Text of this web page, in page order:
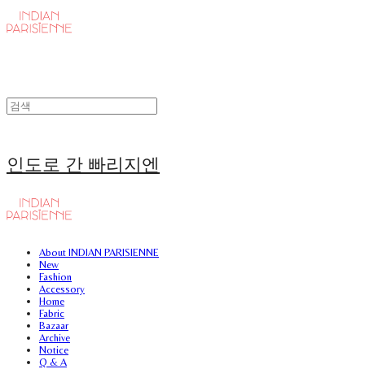
인도로 간 빠리지엔
About INDIAN PARISIENNE
New
Fashion
Accessory
Home
Fabric
Bazaar
Archive
Notice
Q & A